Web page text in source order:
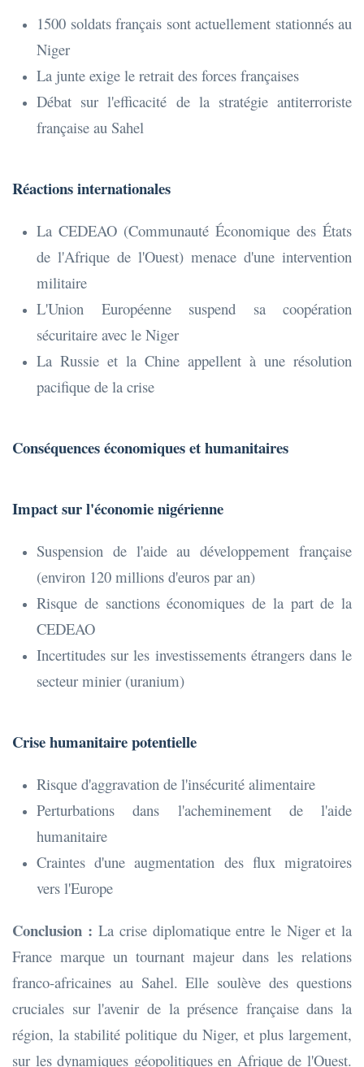
1500 soldats français sont actuellement stationnés au
Niger
La junte exige le retrait des forces françaises
Débat sur l'efficacité de la stratégie antiterroriste
française au Sahel
Réactions internationales
La CEDEAO (Communauté Économique des États
de l'Afrique de l'Ouest) menace d'une intervention
militaire
L'Union Européenne suspend sa coopération
sécuritaire avec le Niger
La Russie et la Chine appellent à une résolution
pacifique de la crise
Conséquences économiques et humanitaires
Impact sur l'économie nigérienne
Suspension de l'aide au développement française
(environ 120 millions d'euros par an)
Risque de sanctions économiques de la part de la
CEDEAO
Incertitudes sur les investissements étrangers dans le
secteur minier (uranium)
Crise humanitaire potentielle
Risque d'aggravation de l'insécurité alimentaire
Perturbations dans l'acheminement de l'aide
humanitaire
Craintes d'une augmentation des flux migratoires
vers l'Europe
Conclusion : La crise diplomatique entre le Niger et la
France marque un tournant majeur dans les relations
franco-africaines au Sahel. Elle soulève des questions
cruciales sur l'avenir de la présence française dans la
région, la stabilité politique du Niger, et plus largement,
sur les dynamiques géopolitiques en Afrique de l'Ouest.